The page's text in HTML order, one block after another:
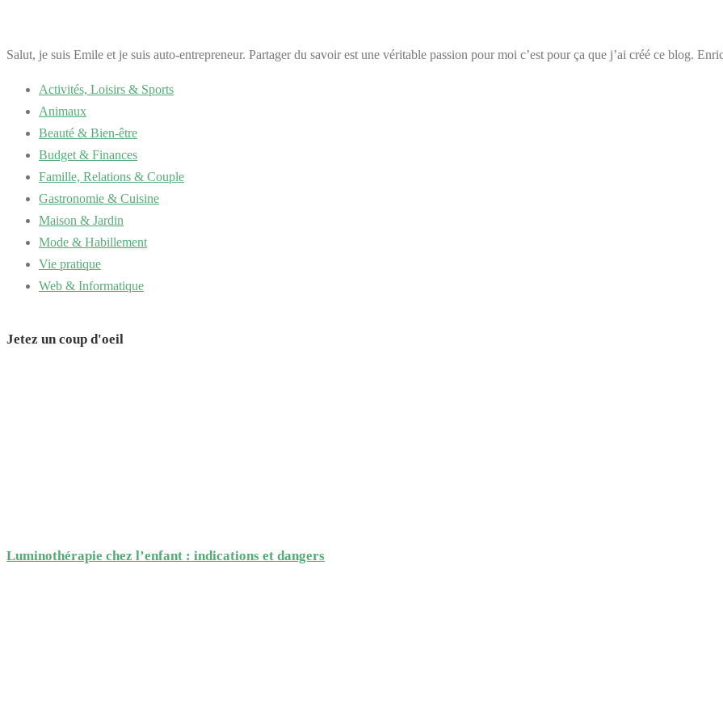
Salut, je suis Emile et je suis auto-entrepreneur. Partager du savoir est une véritable passion pour moi c’est pour ça que j’ai créé ce blog.
Activités, Loisirs & Sports
Animaux
Beauté & Bien-être
Budget & Finances
Famille, Relations & Couple
Gastronomie & Cuisine
Maison & Jardin
Mode & Habillement
Vie pratique
Web & Informatique
Jetez un coup d'oeil
Luminothérapie chez l’enfant : indications et dangers